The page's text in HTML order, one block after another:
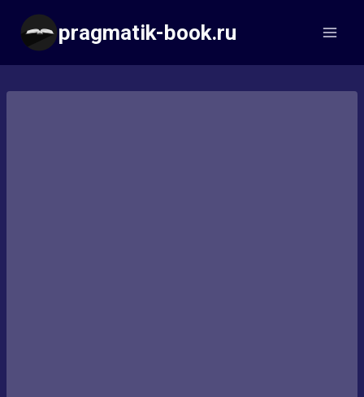
Перейти
содержимому
pragmatik-book.ru